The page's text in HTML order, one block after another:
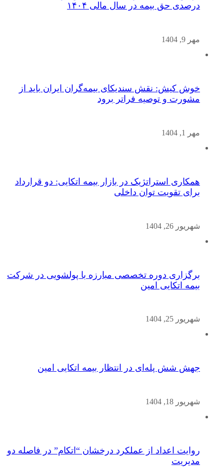
درصدی حق بیمه در سال مالی ۱۴۰۴
مهر 9, 1404
خوش کیش: نقش سندیکای بیمه‌گران ایران باید از
مشورت و توصیه فراتر برود
مهر 1, 1404
همکاری استراتژیک در بازار بیمه اتکایی: دو قرارداد
برای تقویت توان داخلی
شهریور 26, 1404
برگزاری دوره تخصصی مبارزه با پولشویی در شرکت
بیمه اتکایی امین
شهریور 25, 1404
جهش شش پله‌ای در انتظار بیمه اتکایی امین
شهریور 18, 1404
روایت اعداد از عملکرد درخشان “اتکام” در فاصله دو
مدیریت